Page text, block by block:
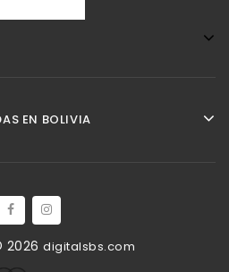
EN BOLIVIA
2026digitalsbs.com